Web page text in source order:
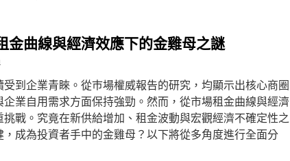
金曲線與經濟效應下的金雞母之謎
到企業青睞。從巿場權威報告的研究，均顯示出核心商圈
業自用需求方面保持強勁。然而，從市場租金曲線與經濟
戰。究竟在新供給增加、租金波動與宏觀經濟不確定性之
成為投資者手中的金雞母？以下將從多角度進行全面分